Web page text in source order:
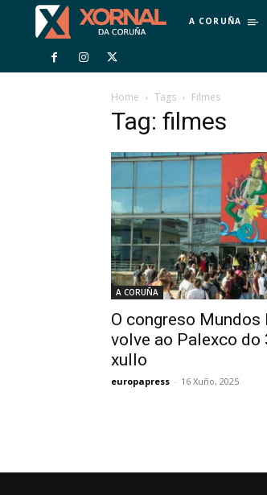
A CORUÑA
Home Tags Filmes
Tag: filmes
A CORUÑA
O congreso Mundos
volve ao Palexco do
xullo
europapress - 16 Xuño, 2025